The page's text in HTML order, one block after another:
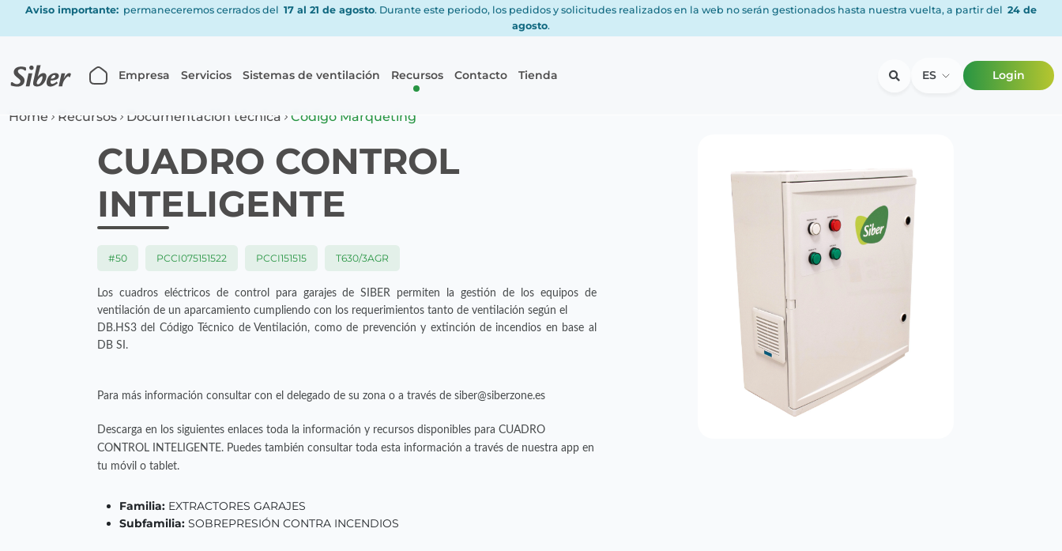
Aviso importante: permaneceremos cerrados del 17 al 21 de agosto. Durante este periodo, los pedidos y solicitudes realizados en la web no serán gestionados hasta nuestra vuelta, a partir del 24 de
agosto.
Empresa Servicios Sistemas de ventilación Recursos Contacto Tienda ES Login
Home Recursos Documentación técnica Código Marqueting
CUADRO CONTROL
INTELIGENTE
#50 PCCI075151522 PCCI151515 T630/3AGR
Los cuadros eléctricos de control para garajes de SIBER permiten la gestión de los equipos de
ventilación de un aparcamiento cumpliendo con los requerimientos tanto de ventilación según el
DB.HS3 del Código Técnico de Ventilación, como de prevención y extinción de incendios en base al
DB SI.
Para más información consultar con el delegado de su zona o a través de siber@siberzone.es
Descarga en los siguientes enlaces toda la información y recursos disponibles para CUADRO
CONTROL INTELIGENTE. Puedes también consultar toda esta información a través de nuestra app en
tu móvil o tablet.
Familia: EXTRACTORES GARAJES
Subfamilia: SOBREPRESIÓN CONTRA INCENDIOS